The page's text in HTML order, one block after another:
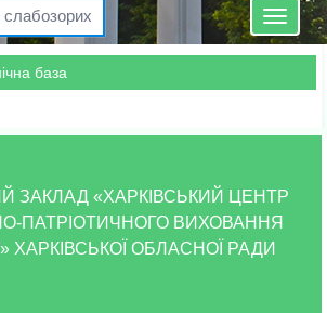
слабозорих
Toggle
база
ЗАКЛАД «ХАРКІВСЬКИЙ ЦЕНТР
ПАТРІОТИЧНОГО ВИХОВАННЯ
ХАРКІВСЬКОЇ ОБЛАСНОЇ РАДИ